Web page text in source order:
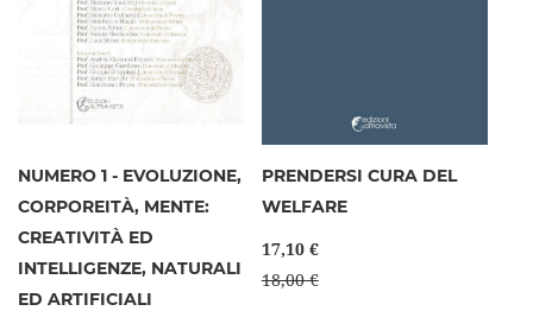
NUMERO 1 - EVOLUZIONE,
CORPOREITÀ, MENTE:
CREATIVITÀ ED
INTELLIGENZE, NATURALI
ED ARTIFICIALI
PRENDERSI CURA DEL
WELFARE
17,10 €
18,00 €